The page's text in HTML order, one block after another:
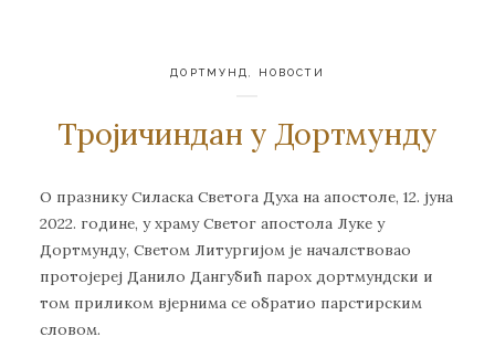
ДОРТМУНД НОВОСТИ
Тројичиндан у Дортмунду
О празнику Силаска Светога Духа на aпостоле, 12. јуна
2022. године, у храму Светог апостола Луке у
Дортмунду, Светом Литургијом је началствовао
протојереј Данило Дангубић парох дортмундски и
том приликом вјернима се обратио парстирским
словом.